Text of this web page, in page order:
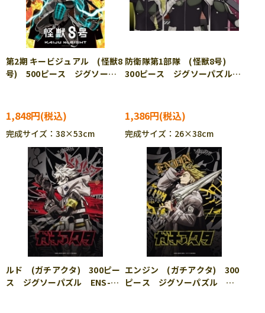
第2期 キービジュアル (怪獣8
号) 500ピース ジグソーパ
1,848円
完成サイズ：38×53cm
防衛隊第1部隊 (怪獣8号)
300ピース ジグソーパズル
1,386円
完成サイズ：26×38cm
ルド (ガチアクタ) 300ピー
ス ジグソーパズル ENS-
エンジン (ガチアクタ) 300
ピース ジグソーパズル